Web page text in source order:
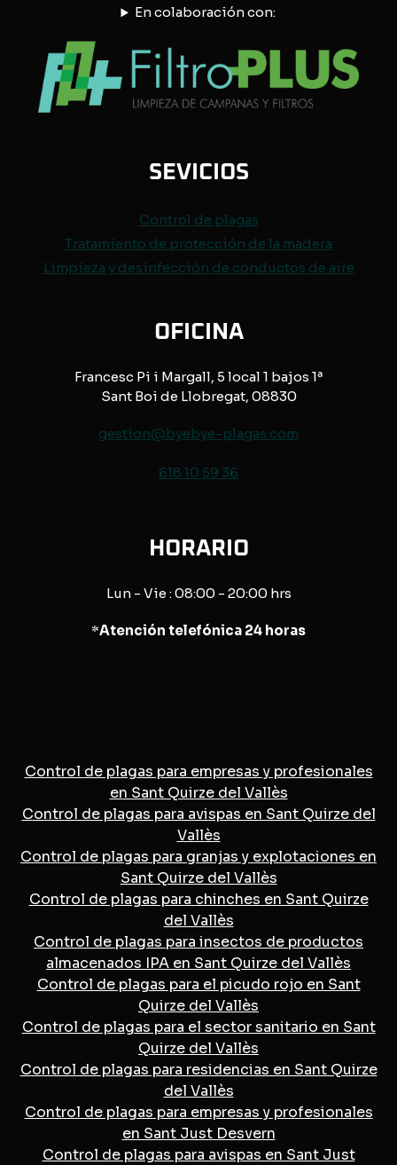
En colaboración con:
SEVICIOS
Control de plagas
Tratamiento de protección de la madera
Limpieza y desinfección de conductos de aire
OFICINA
Francesc Pi i Margall, 5 local 1 bajos 1ª
Sant Boi de Llobregat, 08830
gestion@byebye-plagas.com
618 10 59 36
HORARIO
Lun - Vie : 08:00 - 20:00 hrs
*Atención telefónica 24 horas
Control de plagas para empresas y profesionales
en Sant Quirze del Vallès
Control de plagas para avispas en Sant Quirze del
Vallès
Control de plagas para granjas y explotaciones en
Sant Quirze del Vallès
Control de plagas para chinches en Sant Quirze
del Vallès
Control de plagas para insectos de productos
almacenados IPA en Sant Quirze del Vallès
Control de plagas para el picudo rojo en Sant
Quirze del Vallès
Control de plagas para el sector sanitario en Sant
Quirze del Vallès
Control de plagas para residencias en Sant Quirze
del Vallès
Control de plagas para empresas y profesionales
en Sant Just Desvern
Control de plagas para avispas en Sant Just